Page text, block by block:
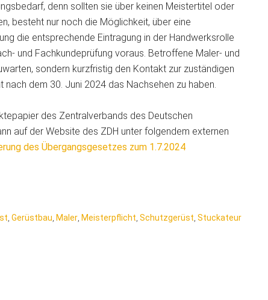
denn sollten sie über keinen Meistertitel oder
besteht nur noch die Möglichkeit, über eine
die entsprechende Eintragung in der Handwerksrolle
und Fachkundeprüfung voraus. Betroffene Maler- und
sondern kurzfristig den Kontakt zur zuständigen
nach dem 30. Juni 2024 das Nachsehen zu haben.
des Zentralverbands des Deutschen
auf der Website des ZDH unter folgendem externen
des Übergangsgesetzes zum 1.7.2024
Gerüstbau Maler Meisterpflicht Schutzgerüst Stuckateur